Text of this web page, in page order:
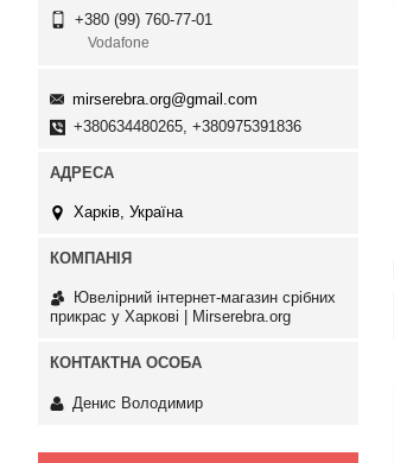
+380 (99) 760-77-01
Vodafone
mirserebra.org@gmail.com
+380634480265, +380975391836
Харків, Україна
Ювелірний інтернет-магазин срібних
прикрас у Харкові | Mirserebra.org
Денис Володимир